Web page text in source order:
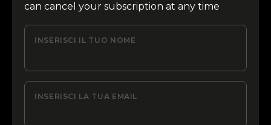
can cancel your subscription at any time
INSERISCI IL TUO NOME
INSERISCI LA TUA EMAIL